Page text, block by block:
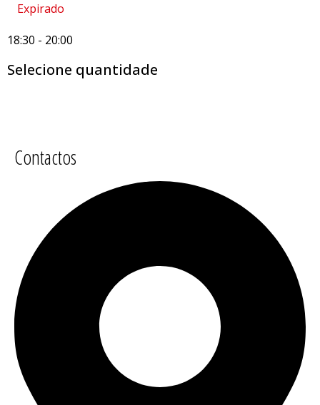
Expirado
18:30 - 20:00
Selecione quantidade
Contactos